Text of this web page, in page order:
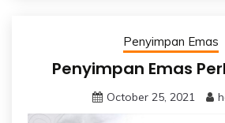
Penyimpan Emas
Penyimpan Emas
October 25, 2021